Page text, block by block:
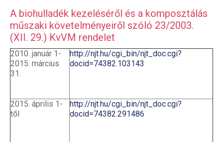
A biohulladék kezeléséről és a komposztálás
műszaki követelményeiről szóló 23/2003.
(XII. 29.) KvVM rendelet
2010. január 1-
2015. március
31.
http://njt.hu/cgi_bin/njt_doc.cgi?
docid=74382.103143
2015. április 1-
től
http://njt.hu/cgi_bin/njt_doc.cgi?
docid=74382.291486